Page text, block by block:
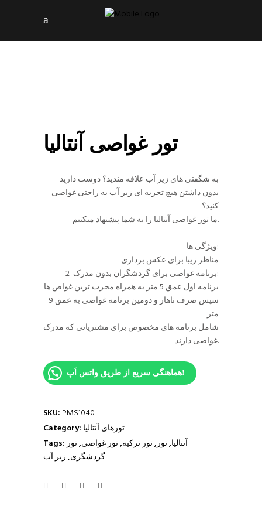
تور غواصی آنتالیا
به شگفتی های زیر آب علاقه مندید؟ دوست دارید
بدون داشتن هیچ تجربه ای زیر آب به راحتی غواصی
کنید؟
ما تور غواصی آنتالیا را به شما پیشنهاد میکنیم.
ویژگی ها:
مناظر زیبا برای عکس برداری
2 برنامه غواصی برای گردشگران بدون مدرک:
برنامه اول عمق 5 متر به همراه مجرب ترین غواص ها
سپس صرف ناهار و دومین برنامه غواصی به عمق 9
متر
شامل برنامه های مخصوص برای مشتریانی که مدرک
غواصی دارند.
هماهنگی سریع از طریق واتس اَپ!
SKU: PMS1040
Category: تورهای آنتالیا
Tags:
آنتالیا,تور,تور ترکیه,تور غواصی,تور
گردشگری,زیر آب